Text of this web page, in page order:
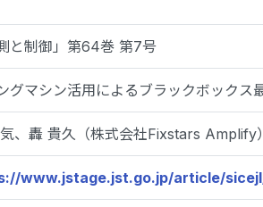
と制御」第64巻 第7号
グマシン活用によるブラックボックス
、轟 貴久（株式会社Fixstars Amplify）
www.jstage.jst.go.jp/article/